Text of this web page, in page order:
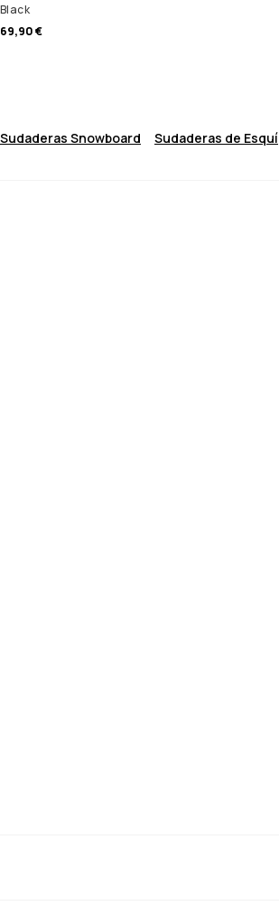
Black
69,90 €
Sudaderas Snowboard Sudaderas de Esquí